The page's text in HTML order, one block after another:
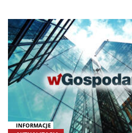
INFORMACJE